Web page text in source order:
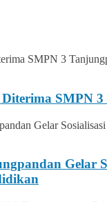
SMPN
Gelar